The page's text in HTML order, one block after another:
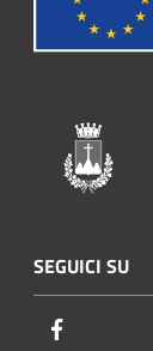
SEGUICI SU